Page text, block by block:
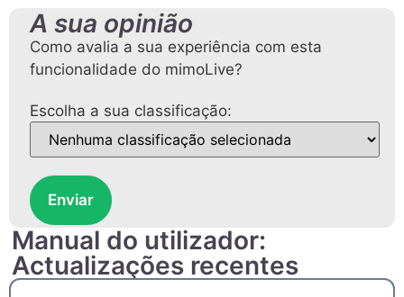
A sua opinião
Como avalia a sua experiência com esta
funcionalidade do mimoLive?
Escolha a sua classificação:
Enviar
Manual do utilizador:
Actualizações recentes